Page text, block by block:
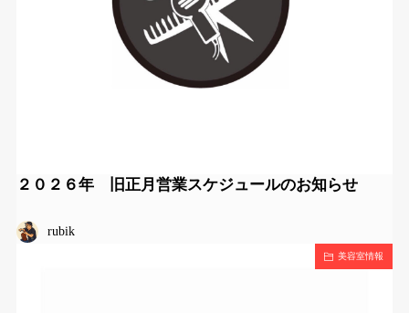
２０２６年 旧正月営業スケジュールのお知らせ
rubik
美容室情報